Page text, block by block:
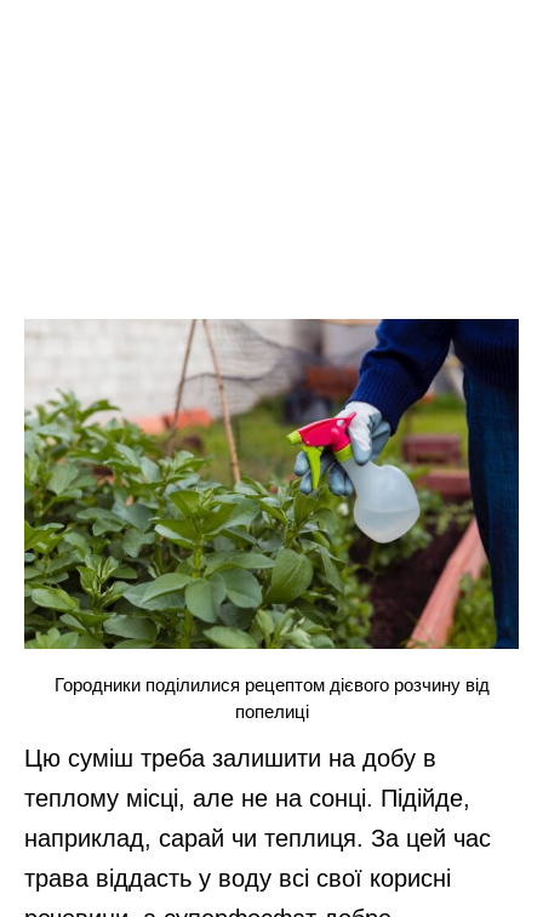
Городники поділилися рецептом дієвого розчину від
попелиці
Цю суміш треба залишити на добу в
теплому місці, але не на сонці. Підійде,
наприклад, сарай чи теплиця. За цей час
трава віддасть у воду всі свої корисні